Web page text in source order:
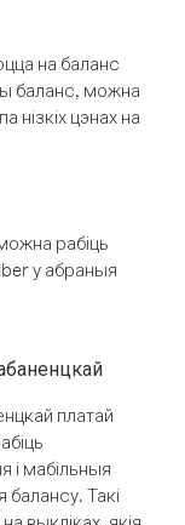
на баланс
баланс, можна
нізкіх цэнах на
рабіць
у абраныя
платай
і мабільныя
балансу. Такі